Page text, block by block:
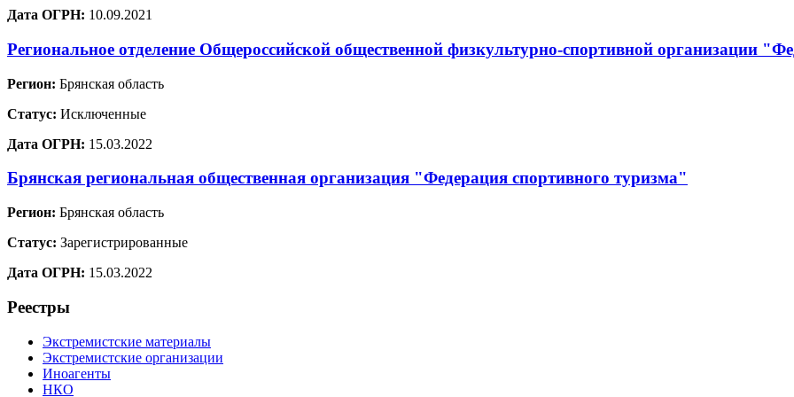
Дата ОГРН: 10.09.2021
Региональное отделение Общероссийской общественной физкультурно-спортивной организации
Регион: Брянская область
Статус: Исключенные
Дата ОГРН: 15.03.2022
Брянская региональная общественная организация "Федерация спортивного туризма"
Регион: Брянская область
Статус: Зарегистрированные
Дата ОГРН: 15.03.2022
Реестры
Экстремистские материалы
Экстремистские организации
Иноагенты
НКО